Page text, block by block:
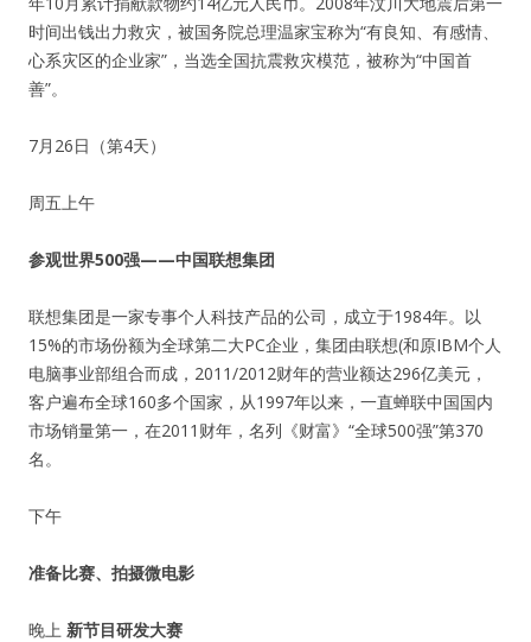
时间出钱出力救灾，被国务院总理温家宝称为“有良知、有感情、
心系灾区的企业家”，当选全国抗震救灾模范，被称为“中国首
善”。
7月26日（第4天）
周五上午
参观世界500强——中国联想集团
联想集团是一家专事个人科技产品的公司，成立于1984年。以
15%的市场份额为全球第二大PC企业，集团由联想(和原IBM个人
电脑事业部组合而成，2011/2012财年的营业额达296亿美元，
客户遍布全球160多个国家，从1997年以来，一直蝉联中国国内
市场销量第一，在2011财年，名列《财富》“全球500强”第370
名。
下午
准备比赛、拍摄微电影
晚上 新节目研发大赛